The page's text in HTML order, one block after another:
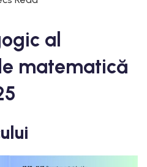
al
matematică